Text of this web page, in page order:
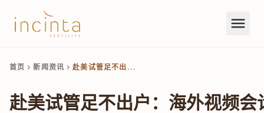
menu
首页 chevron_right新闻资讯 chevron_right赴美试管足不出...
赴美试管足不出户：海外视频